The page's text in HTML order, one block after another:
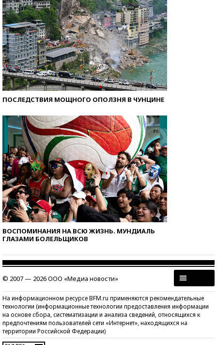
ПОСЛЕДСТВИЯ МОЩНОГО ОПОЛЗНЯ В ЧУНЦИНЕ
ВОСПОМИНАНИЯ НА ВСЮ ЖИЗНЬ. МУНДИАЛЬ
ГЛАЗАМИ БОЛЕЛЬЩИКОВ
© 2007 — 2026 ООО «Медиа новости»
На информационном ресурсе BFM.ru применяются рекомендательные
технологии (информационные технологии предоставления информации
на основе сбора, систематизации и анализа сведений, относящихся к
предпочтениям пользователей сети «Интернет», находящихся на
территории Российской Федерации)